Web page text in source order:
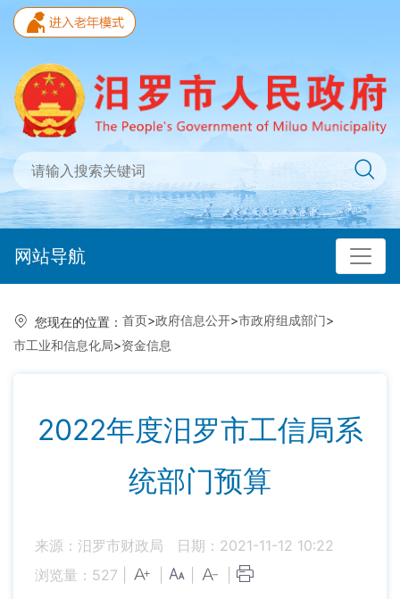
网站导航
您现在的位置： 首页>政府信息公开>市政府组成部门>
市工业和信息化局>资金信息
2022年度汨罗市工信局系
统部门预算
来源：汨罗市财政局
日期：2021-11-12 10:22
浏览量： 527